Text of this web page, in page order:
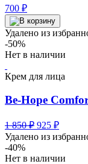
700 ₽
Удалено из
-50%
Нет в наличии
Крем для лица
Be-Hope
1 850₽
цена
составляла
1
925 ₽Текущая
цена:
Удалено из
-40%
Нет в наличии